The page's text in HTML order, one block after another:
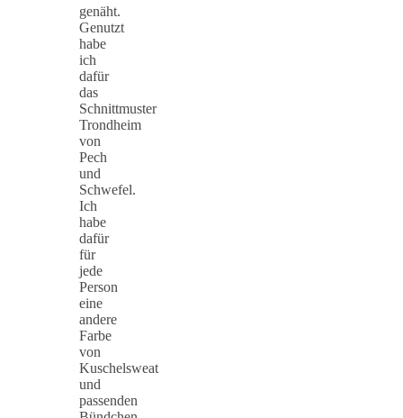
genäht.
Genutzt
habe
ich
dafür
das
Schnittmuster
Trondheim
von
Pech
und
Schwefel.
Ich
habe
dafür
für
jede
Person
eine
andere
Farbe
von
Kuschelsweat
und
passenden